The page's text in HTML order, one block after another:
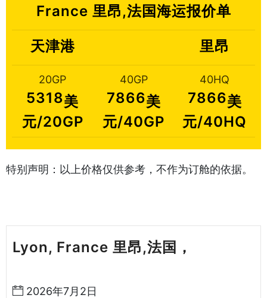
France 里昂,法国海运报价单
天津港 里昂
20GP
5318美
元/20GP
40GP
7866美
元/40GP
40HQ
7866美
元/40HQ
特别声明：以上价格仅供参考，不作为订舱的依据。
Lyon, France 里昂,法国，
2026年7月2日